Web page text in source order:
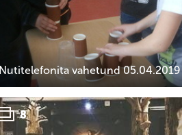
Nutitelefonita vahetund 05.04.2019
8